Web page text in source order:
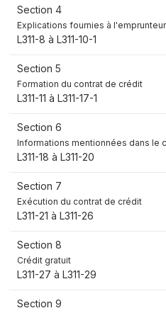
Section 4
Explications fournies à
L311-8 à L311-10-1
Section 5
Formation du contrat de crédit
L311-11 à L311-17-1
Section 6
Informations mentionnées dans le
L311-18 à L311-20
Section 7
Exécution du contrat de crédit
L311-21 à L311-26
Section 8
Crédit gratuit
L311-27 à L311-29
Section 9